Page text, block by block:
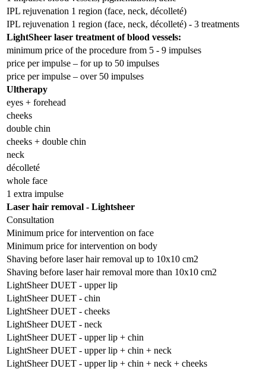
IPL rejuvenation 1 region (face, neck, décolleté)
IPL rejuvenation 1 region (face, neck, décolleté) - 3 treatments
LightSheer laser treatment of blood vessels:
minimum price of the procedure from 5 - 9 impulses
price per impulse – for up to 50 impulses
price per impulse – over 50 impulses
Ultherapy
eyes + forehead
cheeks
double chin
cheeks + double chin
neck
décolleté
whole face
1 extra impulse
Laser hair removal - Lightsheer
Consultation
Minimum price for intervention on face
Minimum price for intervention on body
Shaving before laser hair removal up to 10x10 cm2
Shaving before laser hair removal more than 10x10 cm2
LightSheer DUET - upper lip
LightSheer DUET - chin
LightSheer DUET - cheeks
LightSheer DUET - neck
LightSheer DUET - upper lip + chin
LightSheer DUET - upper lip + chin + neck
LightSheer DUET - upper lip + chin + neck + cheeks